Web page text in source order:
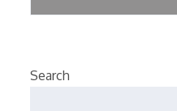
Search